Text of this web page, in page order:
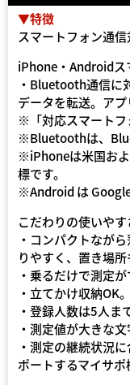
▼特徴
スマートフォン通
iPhone・Androidス
・Bluetooth通信に
データを転送。アプ
※「対応スマートフ
※Bluetoothは、
※iPhoneは米国お
標です。
※Android は Google
こだわりの使いやす
・コンパクトなが
りやすく、置き場
・乗るだけで測定
・立てかけ収納OK。
・登録人数は5人ま
・測定値が大きな
・測定の継続状況
ポートするマイサポ